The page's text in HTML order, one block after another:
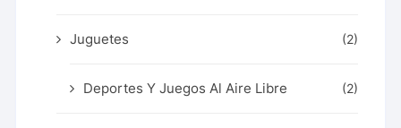
Juguetes (2)
Deportes Y Juegos Al Aire Libre (2)